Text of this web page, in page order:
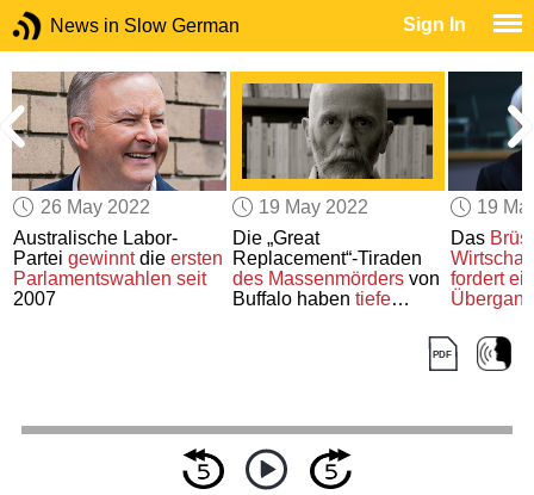
News in Slow German Sign In
26 May 2022
Australische Labor-
Parteigewinntdieersten
Parlamentswahlen seit
2007
19 May 2022
Die „Great
Replacement“-Tiraden
des Massenmördersvon
Buffalo haben tiefe
19
Das
fordert
Übergang